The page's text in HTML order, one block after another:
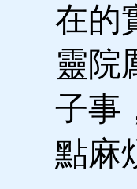
在的
靈院
子事
點麻